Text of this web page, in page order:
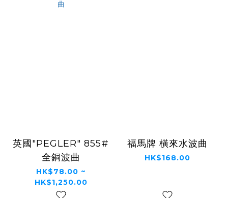
英國"PEGLER" 855#
全銅波曲
HK$78.00 ~
HK$1,250.00
福馬牌 橫來水波曲
HK$168.00